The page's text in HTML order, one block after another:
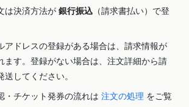
は決済方法が 銀行振込 （請求書払い）で登
アドレスの登録がある場合は、請求情報が
ます。登録がない場合は、注文詳細から請
してください。
・チケット発券の流れは 注文の処理 をご覧